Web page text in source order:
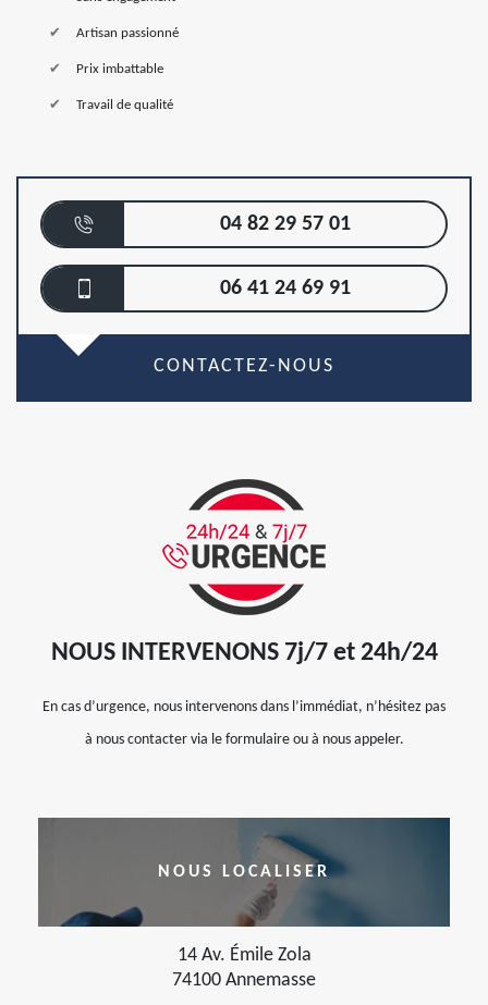
Artisan passionné
Prix imbattable
Travail de qualité
04 82 29 57 01
06 41 24 69 91
CONTACTEZ-NOUS
NOUS INTERVENONS 7j/7 et 24h/24
En cas d’urgence, nous intervenons dans l’immédiat, n’hésitez pas
à nous contacter via le formulaire ou à nous appeler.
NOUS LOCALISER
14 Av. Émile Zola
74100 Annemasse